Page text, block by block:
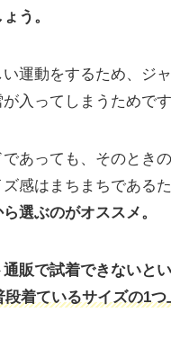
う。
運動をするため、ジ
入ってしまうためです
であっても、そのとき
感はまちまちであるた
選ぶのがオススメ。
通販で試着できないと
段着ているサイズの1